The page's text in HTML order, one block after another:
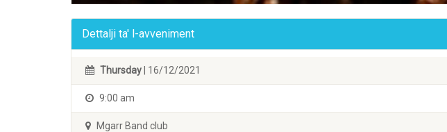
Dettalji ta' l-avveniment
Thursday| 16/12/2021
9:00 am
Mgarr Band club